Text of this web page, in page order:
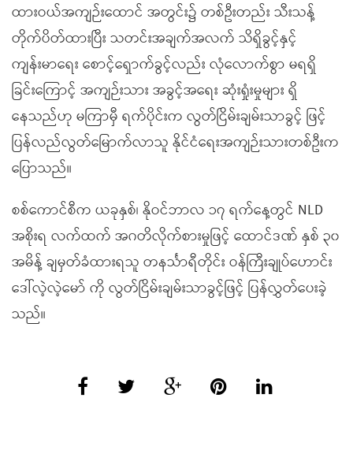
ထားဝယ်အကျဉ်းထောင် အတွင်း၌ တစ်ဦးတည်း သီးသန့်
တိုက်ပိတ်ထားပြီး သတင်းအချက်အလက် သိရှိခွင့်နှင့်
ကျန်းမာရေး စောင့်ရှောက်ခွင့်လည်း လုံလောက်စွာ မရရှိ
ခြင်းကြောင့် အကျဉ်းသား အခွင့်အရေး ဆုံးရှုံးမှုများ ရှိ
နေသည်ဟု မကြာမှီ ရက်ပိုင်းက လွတ်ငြိမ်းချမ်းသာခွင့် ဖြင့်
ပြန်လည်လွတ်မြောက်လာသူ နိုင်ငံရေးအကျဉ်းသားတစ်ဦးက
ပြောသည်။
စစ်ကောင်စီက ယခုနှစ်၊ နိုဝင်ဘာလ ၁၇ ရက်နေ့တွင် NLD
အစိုးရ လက်ထက် အဂတိလိုက်စားမှုဖြင့် ထောင်ဒဏ် နှစ် ၃၀
အမိန့် ချမှတ်ခံထားရသူ တနင်္သာရီတိုင်း ဝန်ကြီးချုပ်ဟောင်း
ဒေါ်လဲ့လဲ့မော် ကို လွတ်ငြိမ်းချမ်းသာခွင့်ဖြင့် ပြန်လွှတ်ပေးခဲ့
သည်။